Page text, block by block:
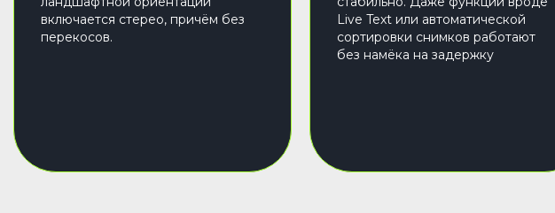
включается стерео, причём без
перекосов.
Live Text или автоматической
сортировки снимков работают
без намёка на задержку